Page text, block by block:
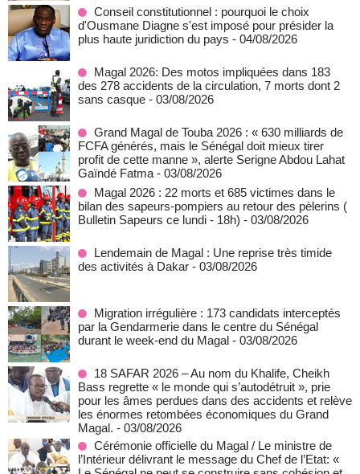
Conseil constitutionnel : pourquoi le choix
d'Ousmane Diagne s'est imposé pour présider la
plus haute juridiction du pays - 04/08/2026
Magal 2026: Des motos impliquées dans 183
des 278 accidents de la circulation, 7 morts dont 2
sans casque - 03/08/2026
Grand Magal de Touba 2026 : « 630 milliards de
FCFA générés, mais le Sénégal doit mieux tirer
profit de cette manne », alerte Serigne Abdou Lahat
Gaïndé Fatma - 03/08/2026
Magal 2026 : 22 morts et 685 victimes dans le
bilan des sapeurs-pompiers au retour des pèlerins (
Bulletin Sapeurs ce lundi - 18h) - 03/08/2026
Lendemain de Magal : Une reprise très timide
des activités à Dakar - 03/08/2026
Migration irrégulière : 173 candidats interceptés
par la Gendarmerie dans le centre du Sénégal
durant le week-end du Magal - 03/08/2026
18 SAFAR 2026 – Au nom du Khalife, Cheikh
Bass regrette « le monde qui s’autodétruit », prie
pour les âmes perdues dans des accidents et relève
les énormes retombées économiques du Grand
Magal. - 03/08/2026
Cérémonie officielle du Magal / Le ministre de
l’Intérieur délivrant le message du Chef de l’Etat: «